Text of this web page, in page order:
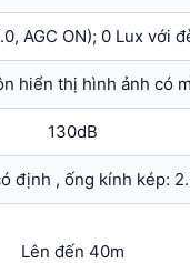
AGC ON); 0 Lux với
hiển thị hình ảnh có
130dB
định , ống kính kép:
Lên đến 40m